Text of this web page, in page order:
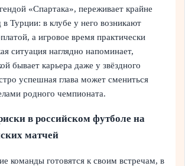
«Спартака», переживает крайне
Турции: в клубе у него возникают
а игровое время практически
ситуация наглядно напоминает,
бывает карьера даже у звёздного
успешная глава может смениться
родного чемпионата.
в российском футболе на
матчей
команды готовятся к своим встречам, в